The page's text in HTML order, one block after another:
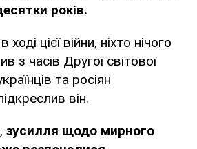
років.
ході цієї війни, ніхто нічого
з часів Другої світової
та росіян
він.
зусилля щодо мирного